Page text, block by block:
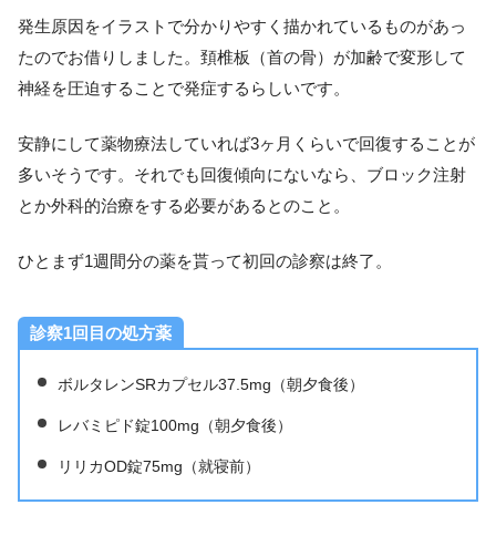
発生原因をイラストで分かりやすく描かれているものがあっ
たのでお借りしました。頚椎板（首の骨）が加齢で変形して
神経を圧迫することで発症するらしいです。
安静にして薬物療法していれば3ヶ月くらいで回復することが
多いそうです。それでも回復傾向にないなら、ブロック注射
とか外科的治療をする必要があるとのこと。
ひとまず1週間分の薬を貰って初回の診察は終了。
診察1回目の処方薬
ボルタレンSRカプセル37.5mg（朝夕食後）
レバミピド錠100mg（朝夕食後）
リリカOD錠75mg（就寝前）